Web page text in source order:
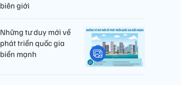
biên giới
Những tư duy mới về
phát triển quốc gia
biển mạnh